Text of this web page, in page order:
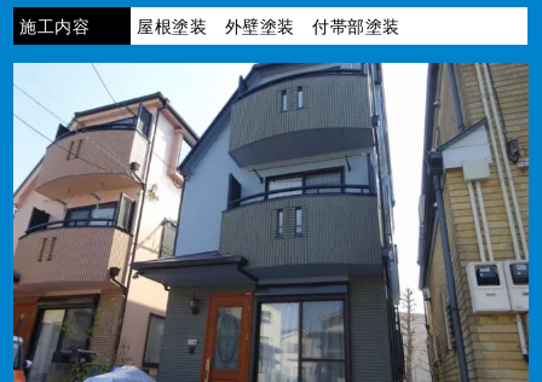
施工内容
屋根塗装 外壁塗装 付帯部塗装